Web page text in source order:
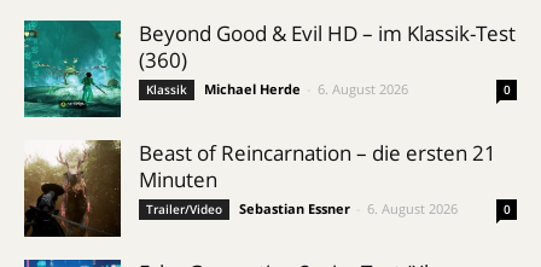
Beyond Good & Evil HD – im Klassik-Test
(360)
Klassik Michael Herde 6. August 2026 0
Beast of Reincarnation – die ersten 21
Minuten
Trailer/Video Sebastian Essner 6. August 2026 0